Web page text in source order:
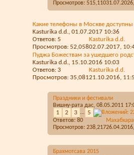
Просмотров: 515,11031.07.2026,
Какие телефоны в Москве доступны
Kasturika d.d., 01.07.2017 10:36
Ответов: 5
Просмотров: 52,058
Kasturika d.d.
02.07.2017,
Пуджа Божествам за ушедшего
Kasturika d.d., 15.10.2016 10:03
Ответов: 3
Просмотров: 35,081
Kasturika d.d.
21.10.2016,
Праздники и фестивали
Вишну-рата дас, 08.05.2011
1 2 3 ... 5
Ответов: 80
Просмотров: 238,21726.04.2016,
Брахмотсава 2015